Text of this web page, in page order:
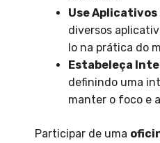
Use
diversos
lo na prática do
Estabeleça
definindo uma
manter o foco e
Participar de uma